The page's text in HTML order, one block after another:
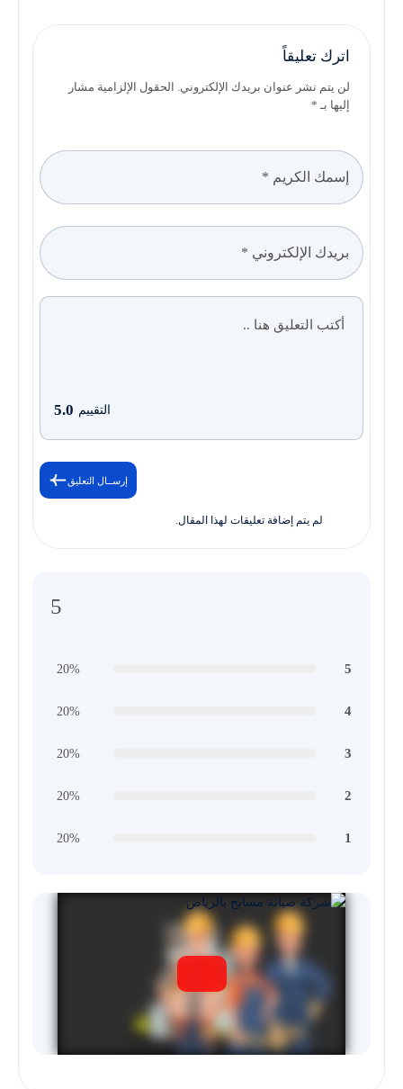
اترك تعليقاً
لن يتم نشر عنوان بريدك الإلكتروني. الحقول الإلزامية مشار
إليها بـ *
التقييم 5.0
إرســال التعليق
لم يتم إضافة تعليقات لهذا المقال.
5
5
20%
4
20%
3
20%
2
20%
1
20%